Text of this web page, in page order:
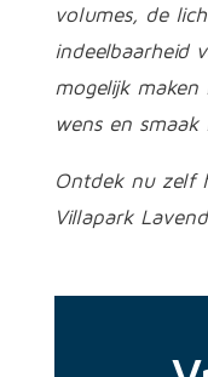
volumes, de
indeelbaarheid
mogelijk
wens en
Ontdek nu zelf
Villapark